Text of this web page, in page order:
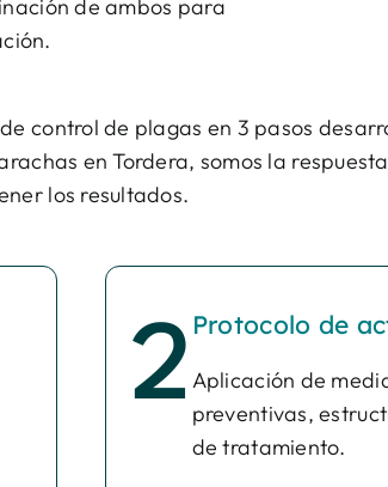
de ambos para
control de plagas en 3 pasos
en Tordera, somos la
los resultados.
2 Protocolo de
Aplicación de
preventivas,
de tratamiento.